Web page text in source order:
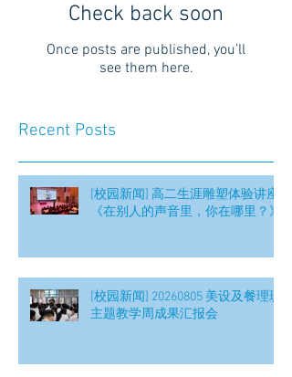
Check back soon
Once posts are published, you’ll
see them here.
Recent Posts
[校园新闻] 高二生涯雕塑体验讲座
《在别人的声音里，你在哪里？》
[校园新闻] 20260805 美设及餐理班
主题教学周成果汇报会